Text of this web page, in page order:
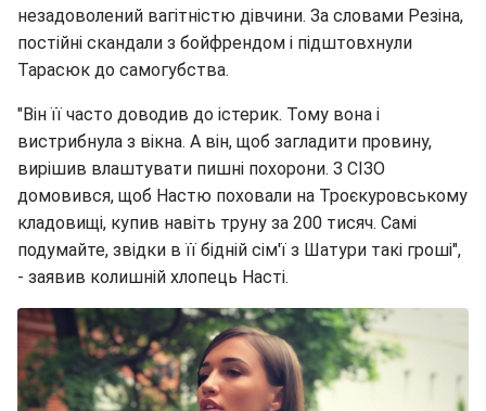
незадоволений вагітністю дівчини. За словами Резіна,
постійні скандали з бойфрендом і підштовхнули
Тарасюк до самогубства.
"Він її часто доводив до істерик. Тому вона і
вистрибнула з вікна. А він, щоб загладити провину,
вирішив влаштувати пишні похорони. З СІЗО
домовився, щоб Настю поховали на Троєкуровському
кладовищі, купив навіть труну за 200 тисяч. Самі
подумайте, звідки в її бідній сім'ї з Шатури такі гроші",
- заявив колишній хлопець Насті.